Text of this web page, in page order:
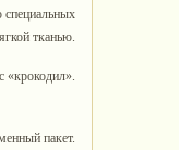
тканью.
«крокодил».
пакет.